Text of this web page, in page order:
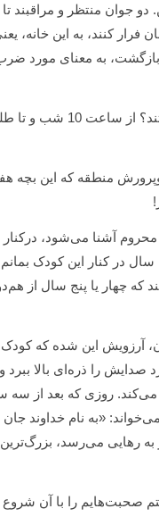
دو جوان منتظر و
کنند، به این خانه، یعنی
بازگشت، به معنای مورد
ساعت 3 نیمه شب. این دو
منطقه که این بچه
آشنا می‌شود،
در کنار این کودک
که چهار یا پنج سال از
آرزویش این شده که
را ذره‌ای بالا ببرد
می‌کند. روزی که بعد از
«به نام خداوند
رهایی می‌رسد،
را با آن شروع